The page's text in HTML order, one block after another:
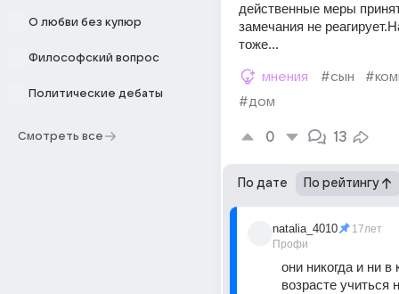
О любви без купюр
Философский вопрос
Политические дебаты
Смотреть все
действенные меры
замечания не
тоже...
мнения #сын
#дом
0 13
По дате По рейтингу
natalia_4010
Профи
17лет
они никогда и ни в
возрасте учиться